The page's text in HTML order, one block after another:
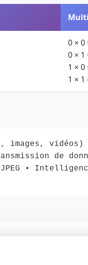
0 × 0
0 × 1
1 × 0
1 × 1
images, vidéos)
de
JPEG •